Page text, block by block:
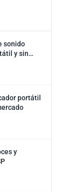
sonido
y sin
portátil
y